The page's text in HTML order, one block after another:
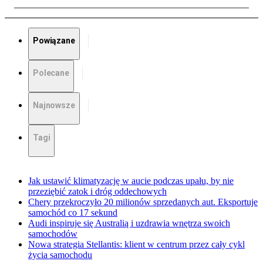
Powiązane
Polecane
Najnowsze
Tagi
Jak ustawić klimatyzację w aucie podczas upału, by nie
przeziębić zatok i dróg oddechowych
Chery przekroczyło 20 milionów sprzedanych aut. Eksportuje
samochód co 17 sekund
Audi inspiruje się Australią i uzdrawia wnętrza swoich
samochodów
Nowa strategia Stellantis: klient w centrum przez cały cykl
życia samochodu